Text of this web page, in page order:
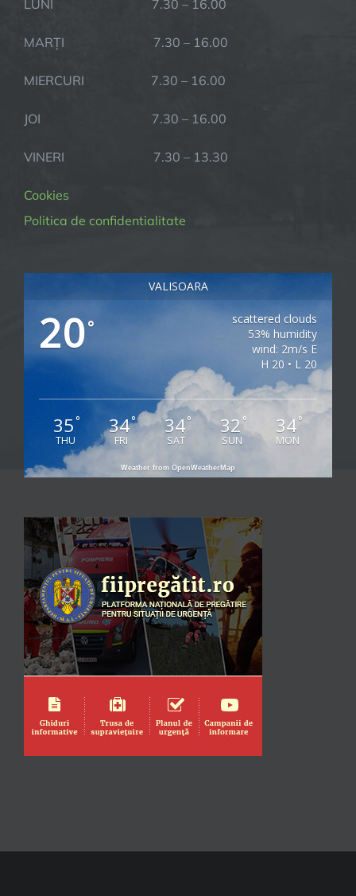
LUNI 7.30 – 16.00
MARȚI 7.30 – 16.00
MIERCURI 7.30 – 16.00
JOI 7.30 – 16.00
VINERI 7.30 – 13.30
Cookies
Politica de confidentialitate
VALISOARA
20°
scattered clouds
53% humidity
wind: 2m/s E
H 20 • L 20
35°
THU
34°
FRI
34°
SAT
32 °
SUN
34°
MON
Weather from OpenWeatherMap